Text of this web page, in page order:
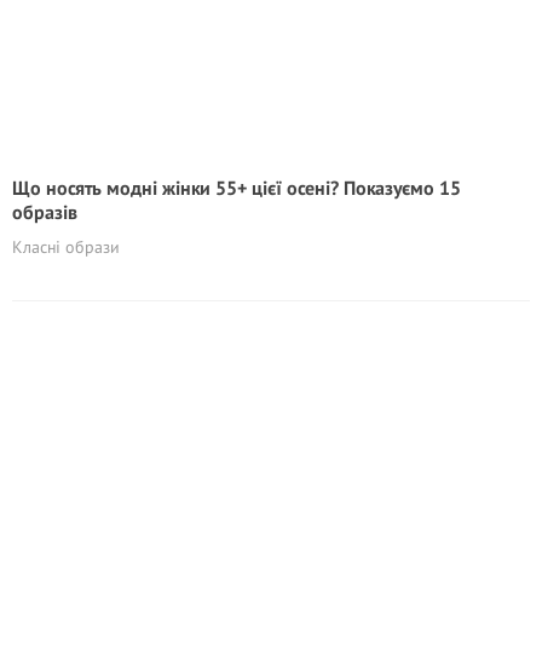
Що носять модні жінки 55+ цієї осені? Показуємо 15
образів
Класні образи